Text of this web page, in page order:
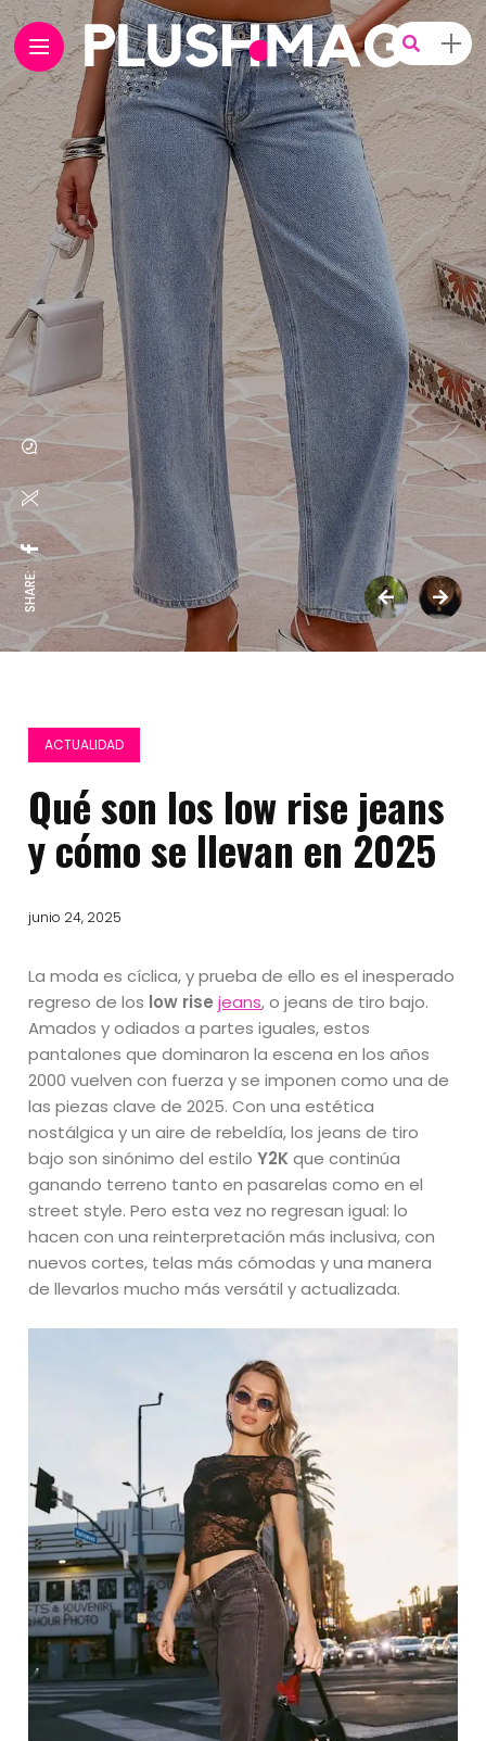
SHARE:
ACTUALIDAD
Qué son los low rise jeans
y cómo se llevan en 2025
junio 24, 2025
La moda es cíclica, y prueba de ello es el inesperado
regreso de los low risejeans, o jeans de tiro bajo.
Amados y odiados a partes iguales, estos
pantalones que dominaron la escena en los años
2000 vuelven con fuerza y se imponen como una de
las piezas clave de 2025. Con una estética
nostálgica y un aire de rebeldía, los jeans de tiro
bajo son sinónimo del estiloY2Kque continúa
ganando terreno tanto en pasarelas como en el
street style. Pero esta vez no regresan igual: lo
hacen con una reinterpretación más inclusiva, con
nuevos cortes, telas más cómodas y una manera
de llevarlos mucho más versátil y actualizada.